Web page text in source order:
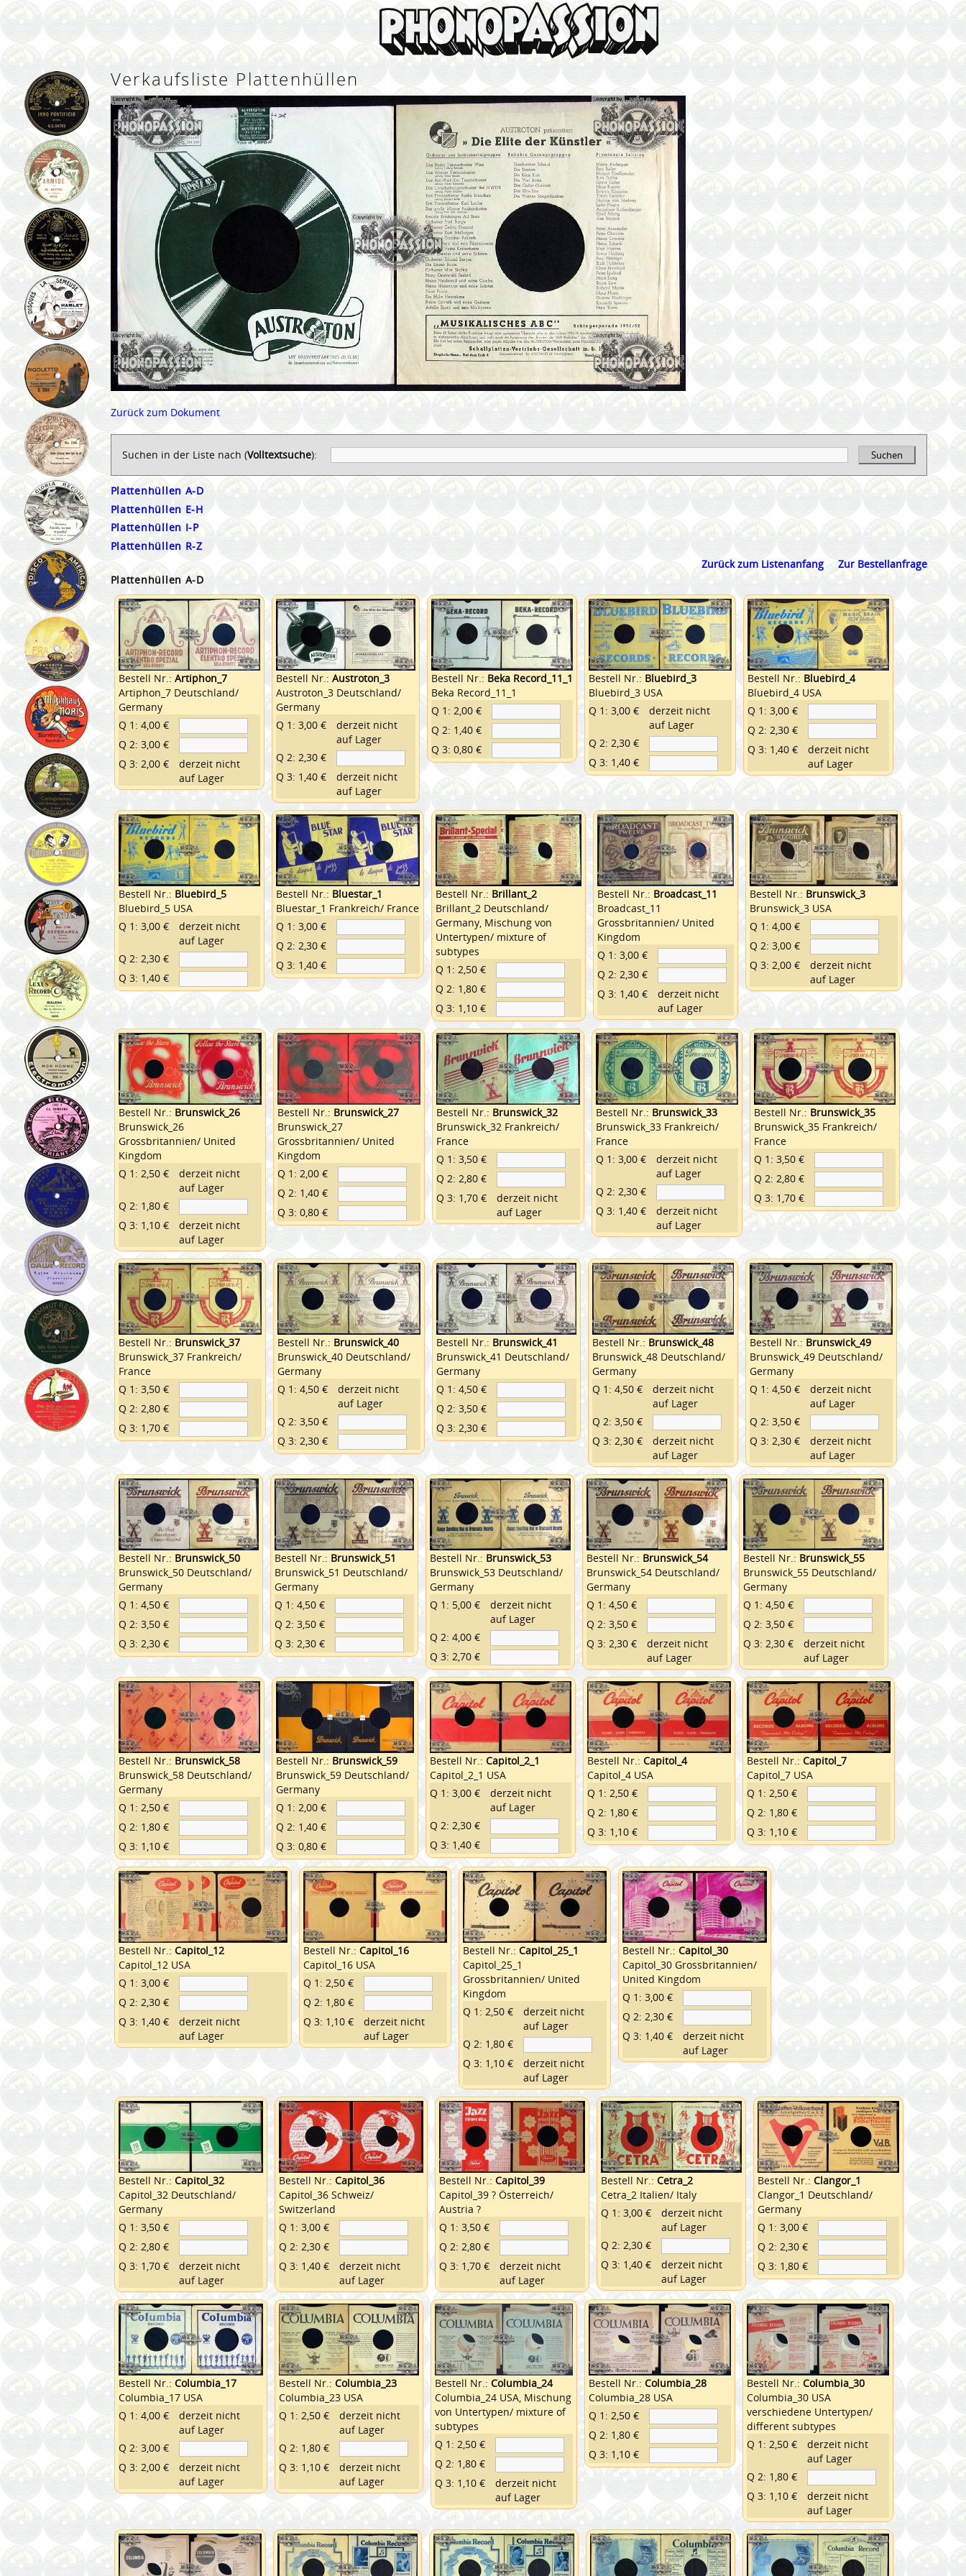
Verkaufsliste Plattenhüllen
Zurück zum Dokument
Suchen in der Liste nach (Volltextsuche): Suchen
Plattenhüllen A-D
Plattenhüllen E-H
Plattenhüllen I-P
Plattenhüllen R-Z
Zurück zum Listenanfang
Zur Bestellanfrage
Plattenhüllen A-D
Bestell Nr.: Artiphon_7
Artiphon_7 Deutschland/
Germany
Q 1: 4,00 €
Q 2: 3,00 €
Q 3: 2,00 €
derzeit nicht
auf Lager
Bestell Nr.: Austroton_3
Austroton_3 Deutschland/
Germany
Q 1: 3,00 €
derzeit nicht
auf Lager
Q 2: 2,30 €
Q 3: 1,40 €
derzeit nicht
auf Lager
Bestell Nr.: Beka Record_11_1
Beka Record_11_1
Q 1: 2,00 €
Q 2: 1,40 €
Q 3: 0,80 €
Bestell Nr.: Bluebird_3
Bluebird_3 USA
Q 1: 3,00 €
derzeit nicht
auf Lager
Q 2: 2,30 €
Q 3: 1,40 €
Bestell Nr.: Bluebird_4
Bluebird_4 USA
Q 1: 3,00 €
Q 2: 2,30 €
Q 3: 1,40 €
derzeit nicht
auf Lager
Bestell Nr.: Bluebird_5
Bluebird_5 USA
Q 1: 3,00 €
derzeit nicht
auf Lager
Q 2: 2,30 €
Q 3: 1,40 €
Bestell Nr.: Bluestar_1
Bluestar_1 Frankreich/ France
Q 1: 3,00 €
Q 2: 2,30 €
Q 3: 1,40 €
Bestell Nr.: Brillant_2
Brillant_2 Deutschland/
Germany, Mischung von
Untertypen/ mixture of
subtypes
Q 1: 2,50 €
Q 2: 1,80 €
Q 3: 1,10 €
Bestell Nr.: Broadcast_11
Broadcast_11
Grossbritannien/ United
Kingdom
Q 1: 3,00 €
Q 2: 2,30 €
Q 3: 1,40 €
derzeit nicht
auf Lager
Bestell Nr.: Brunswick_3
Brunswick_3 USA
Q 1: 4,00 €
Q 2: 3,00 €
Q 3: 2,00 €
derzeit nicht
auf Lager
Bestell Nr.: Brunswick_26
Brunswick_26
Grossbritannien/ United
Kingdom
Q 1: 2,50 €
derzeit nicht
auf Lager
Q 2: 1,80 €
Q 3: 1,10 €
derzeit nicht
auf Lager
Bestell Nr.: Brunswick_27
Brunswick_27
Grossbritannien/ United
Kingdom
Q 1: 2,00 €
Q 2: 1,40 €
Q 3: 0,80 €
Bestell Nr.: Brunswick_32
Brunswick_32 Frankreich/
France
Q 1: 3,50 €
Q 2: 2,80 €
Q 3: 1,70 €
derzeit nicht
auf Lager
Bestell Nr.: Brunswick_33
Brunswick_33 Frankreich/
France
Q 1: 3,00 €
derzeit nicht
auf Lager
Q 2: 2,30 €
Q 3: 1,40 €
derzeit nicht
auf Lager
Bestell Nr.: Brunswick_35
Brunswick_35 Frankreich/
France
Q 1: 3,50 €
Q 2: 2,80 €
Q 3: 1,70 €
Bestell Nr.: Brunswick_37
Brunswick_37 Frankreich/
France
Q 1: 3,50 €
Q 2: 2,80 €
Q 3: 1,70 €
Bestell Nr.: Brunswick_40
Brunswick_40 Deutschland/
Germany
Q 1: 4,50 €
derzeit nicht
auf Lager
Q 2: 3,50 €
Q 3: 2,30 €
Bestell Nr.: Brunswick_41
Brunswick_41 Deutschland/
Germany
Q 1: 4,50 €
Q 2: 3,50 €
Q 3: 2,30 €
Bestell Nr.: Brunswick_48
Brunswick_48 Deutschland/
Germany
Q 1: 4,50 €
derzeit nicht
auf Lager
Q 2: 3,50 €
Q 3: 2,30 €
derzeit nicht
auf Lager
Bestell Nr.: Brunswick_49
Brunswick_49 Deutschland/
Germany
Q 1: 4,50 €
derzeit nicht
auf Lager
Q 2: 3,50 €
Q 3: 2,30 €
derzeit nicht
auf Lager
Bestell Nr.: Brunswick_50
Brunswick_50 Deutschland/
Germany
Q 1: 4,50 €
Q 2: 3,50 €
Q 3: 2,30 €
Bestell Nr.: Brunswick_51
Brunswick_51 Deutschland/
Germany
Q 1: 4,50 €
Q 2: 3,50 €
Q 3: 2,30 €
Bestell Nr.: Brunswick_53
Brunswick_53 Deutschland/
Germany
Q 1: 5,00 €
derzeit nicht
auf Lager
Q 2: 4,00 €
Q 3: 2,70 €
Bestell Nr.: Brunswick_54
Brunswick_54 Deutschland/
Germany
Q 1: 4,50 €
Q 2: 3,50 €
Q 3: 2,30 €
derzeit nicht
auf Lager
Bestell Nr.: Brunswick_55
Brunswick_55 Deutschland/
Germany
Q 1: 4,50 €
Q 2: 3,50 €
Q 3: 2,30 €
derzeit nicht
auf Lager
Bestell Nr.: Brunswick_58
Brunswick_58 Deutschland/
Germany
Q 1: 2,50 €
Q 2: 1,80 €
Q 3: 1,10 €
Bestell Nr.: Brunswick_59
Brunswick_59 Deutschland/
Germany
Q 1: 2,00 €
Q 2: 1,40 €
Q 3: 0,80 €
Bestell Nr.: Capitol_2_1
Capitol_2_1 USA
Q 1: 3,00 €
derzeit nicht
auf Lager
Q 2: 2,30 €
Q 3: 1,40 €
Bestell Nr.: Capitol_4
Capitol_4 USA
Q 1: 2,50 €
Q 2: 1,80 €
Q 3: 1,10 €
Bestell Nr.: Capitol_7
Capitol_7 USA
Q 1: 2,50 €
Q 2: 1,80 €
Q 3: 1,10 €
Bestell Nr.: Capitol_12
Capitol_12 USA
Q 1: 3,00 €
Q 2: 2,30 €
Q 3: 1,40 €
derzeit nicht
auf Lager
Bestell Nr.: Capitol_16
Capitol_16 USA
Q 1: 2,50 €
Q 2: 1,80 €
Q 3: 1,10 €
derzeit nicht
auf Lager
Bestell Nr.: Capitol_25_1
Capitol_25_1
Grossbritannien/ United
Kingdom
Q 1: 2,50 €
derzeit nicht
auf Lager
Q 2: 1,80 €
Q 3: 1,10 €
derzeit nicht
auf Lager
Bestell Nr.: Capitol_30
Capitol_30 Grossbritannien/
United Kingdom
Q 1: 3,00 €
Q 2: 2,30 €
Q 3: 1,40 €
derzeit nicht
auf Lager
Bestell Nr.: Capitol_32
Capitol_32 Deutschland/
Germany
Q 1: 3,50 €
Q 2: 2,80 €
Q 3: 1,70 €
derzeit nicht
auf Lager
Bestell Nr.: Capitol_36
Capitol_36 Schweiz/
Switzerland
Q 1: 3,00 €
Q 2: 2,30 €
Q 3: 1,40 €
derzeit nicht
auf Lager
Bestell Nr.: Capitol_39
Capitol_39 ? Österreich/
Austria ?
Q 1: 3,50 €
Q 2: 2,80 €
Q 3: 1,70 €
derzeit nicht
auf Lager
Bestell Nr.: Cetra_2
Cetra_2 Italien/ Italy
Q 1: 3,00 €
derzeit nicht
auf Lager
Q 2: 2,30 €
Q 3: 1,40 €
derzeit nicht
auf Lager
Bestell Nr.: Clangor_1
Clangor_1 Deutschland/
Germany
Q 1: 3,00 €
Q 2: 2,30 €
Q 3: 1,80 €
Bestell Nr.: Columbia_17
Columbia_17 USA
Q 1: 4,00 €
derzeit nicht
auf Lager
Q 2: 3,00 €
Q 3: 2,00 €
derzeit nicht
auf Lager
Bestell Nr.: Columbia_23
Columbia_23 USA
Q 1: 2,50 €
derzeit nicht
auf Lager
Q 2: 1,80 €
Q 3: 1,10 €
derzeit nicht
auf Lager
Bestell Nr.: Columbia_24
Columbia_24 USA, Mischung
von Untertypen/ mixture of
subtypes
Q 1: 2,50 €
Q 2: 1,80 €
Q 3: 1,10 €
derzeit nicht
auf Lager
Bestell Nr.: Columbia_28
Columbia_28 USA
Q 1: 2,50 €
Q 2: 1,80 €
Q 3: 1,10 €
Bestell Nr.: Columbia_30
Columbia_30 USA
verschiedene Untertypen/
different subtypes
Q 1: 2,50 €
derzeit nicht
auf Lager
Q 2: 1,80 €
Q 3: 1,10 €
derzeit nicht
auf Lager